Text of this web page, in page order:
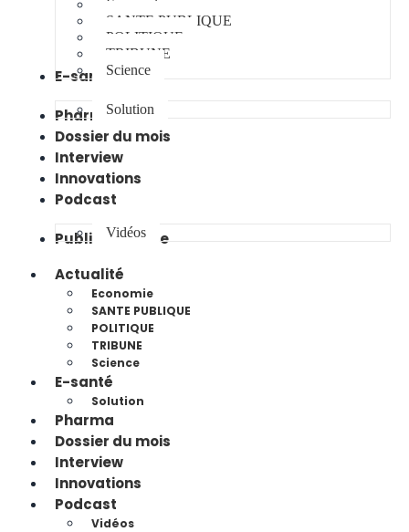
Economie
SANTE PUBLIQUE
POLITIQUE
TRIBUNE
Science
E-santé
Solution
Pharma
Dossier du mois
Interview
Innovations
Podcast
Vidéos
Publireportage
Actualité
Economie
SANTE PUBLIQUE
POLITIQUE
TRIBUNE
Science
E-santé
Solution
Pharma
Dossier du mois
Interview
Innovations
Podcast
Vidéos